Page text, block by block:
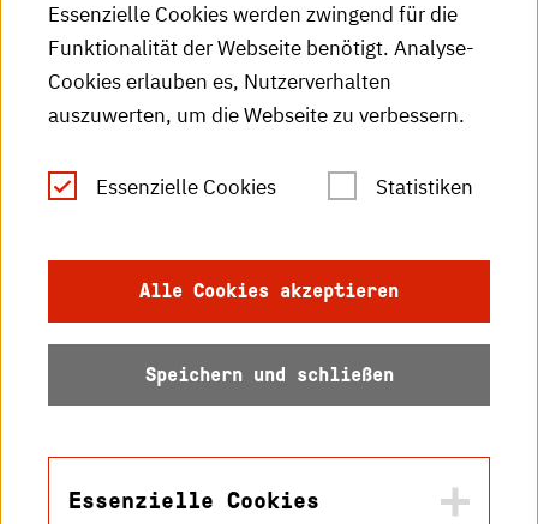
HKA-Publikationen
RSS-Feed
Leichte Sprache
Datenschutz
Barrierefreiheit
Essenzielle Cookies werden zwingend für die
Funktionalität der Webseite benötigt. Analyse-
Cookies erlauben es, Nutzerverhalten
auszuwerten, um die Webseite zu verbessern.
Essenzielle Cookies Statistiken
Alle Cookies akzeptieren
Speichern und schließen
Essenzielle Cookies